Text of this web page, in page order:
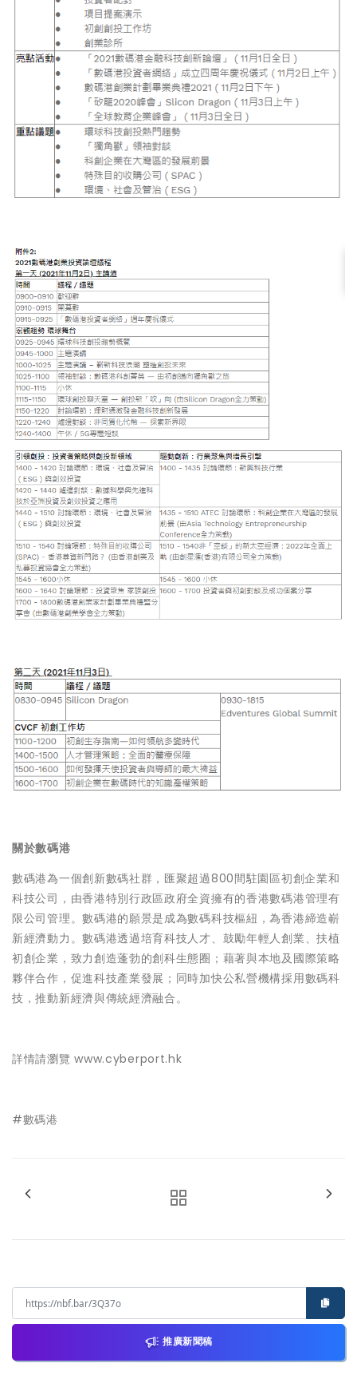
關於數碼港
數碼港為一個創新數碼社群，匯聚超過800間駐園區初創企業和
科技公司，由香港特別行政區政府全資擁有的香港數碼港管理有
限公司管理。數碼港的願景是成為數碼科技樞紐，為香港締造嶄
新經濟動力。數碼港透過培育科技人才、鼓勵年輕人創業、扶植
初創企業，致力創造蓬勃的創科生態圈；藉著與本地及國際策略
夥伴合作，促進科技產業發展；同時加快公私營機構採用數碼科
技，推動新經濟與傳統經濟融合。
詳情請瀏覽www.cyberport.hk
#數碼港
推廣新聞稿